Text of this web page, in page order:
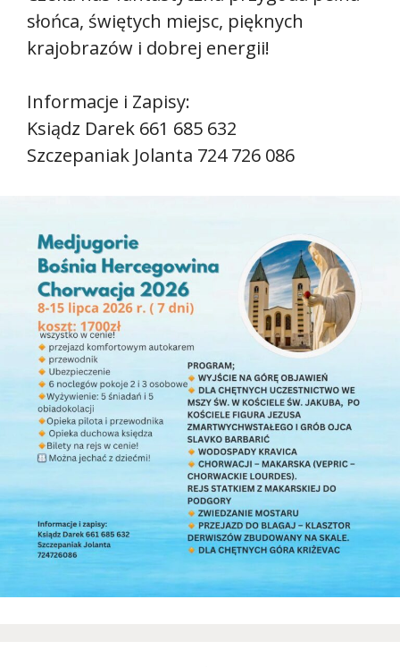
słońca, świętych miejsc, pięknych
krajobrazów i dobrej energii!
Informacje i Zapisy:
Ksiądz Darek 661 685 632
Szczepaniak Jolanta 724 726 086